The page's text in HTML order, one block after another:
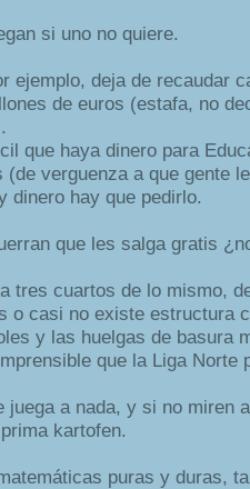
si uno no quiere.
ejemplo, deja de recaudar
de euros (estafa, no
que haya dinero para
(de verguenza a que gente
dinero hay que pedirlo.
que les salga gratis
tres cuartos de lo mismo,
o casi no existe estructura
y las huelgas de basura
que la Liga Norte
juega a nada, y si no miren
kartofen.
puras y duras,